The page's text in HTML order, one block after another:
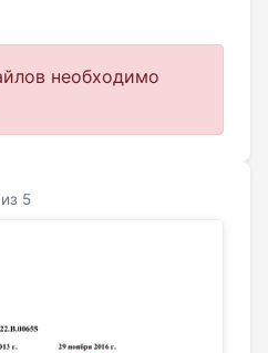
необходимо
5